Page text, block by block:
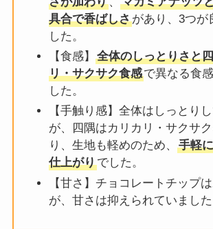
具合で香ばしさがあり、3つが
した。
【食感】
全体のしっとりさと
リ・サクサク食感で異なる食
した。
【手触り感】全体はしっとり
が、四隅はカリカリ・サクサ
り、生地も軽めのため、
手軽
仕上がりでした。
【甘さ】チョコレートチップ
が、甘さは抑えられていました